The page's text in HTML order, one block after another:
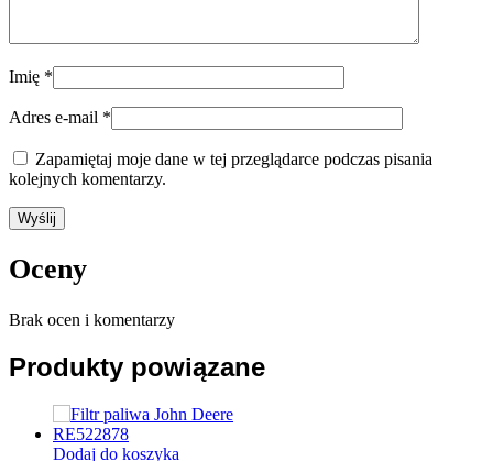
Imię *
Adres e-mail *
Zapamiętaj moje dane w tej przeglądarce podczas pisania
kolejnych komentarzy.
Oceny
Brak ocen i komentarzy
Produkty powiązane
Dodaj do koszyka